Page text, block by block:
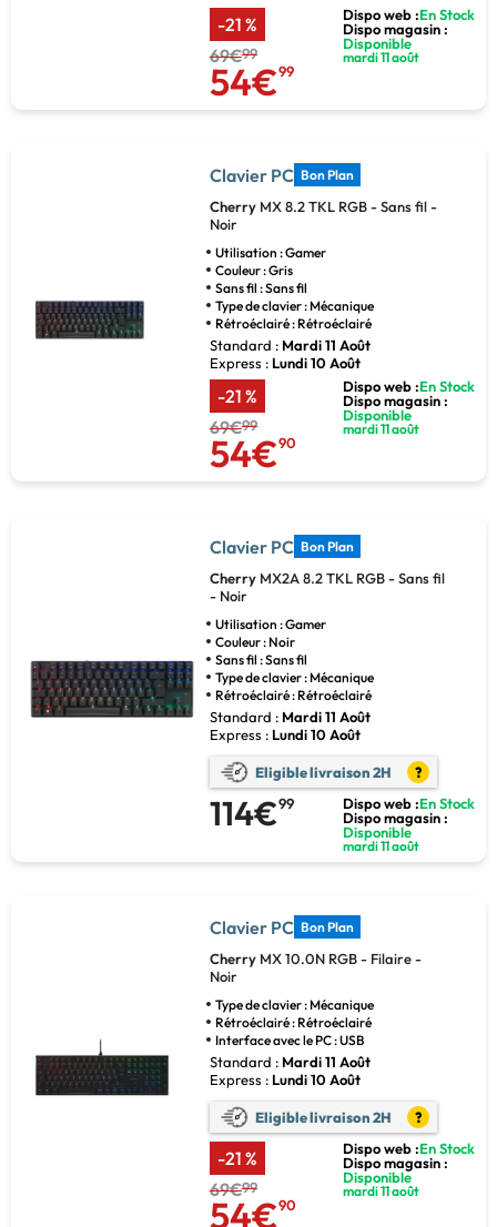
-21 %
69€99
54€99
Dispo web :En Stock
Dispo magasin :
Disponible
mardi 11 août
Clavier PC Bon Plan
Cherry MX 8.2 TKL RGB - Sans fil -
Noir
Utilisation : Gamer
Couleur : Gris
Sans fil : Sans fil
Type de clavier : Mécanique
Rétroéclairé : Rétroéclairé
Standard : Mardi 11 Août
Express : Lundi 10 Août
-21 %
69€99
54€90
Dispo web :En Stock
Dispo magasin :
Disponible
mardi 11 août
Clavier PC Bon Plan
Cherry MX2A 8.2 TKL RGB - Sans fil
- Noir
Utilisation : Gamer
Couleur : Noir
Sans fil : Sans fil
Type de clavier : Mécanique
Rétroéclairé : Rétroéclairé
Standard : Mardi 11 Août
Express : Lundi 10 Août
Eligible livraison 2H ?
114€99 Dispo web :En Stock
Dispo magasin :
Disponible
mardi 11 août
Clavier PC Bon Plan
Cherry MX 10.0N RGB - Filaire -
Noir
Type de clavier : Mécanique
Rétroéclairé : Rétroéclairé
Interface avec le PC : USB
Standard : Mardi 11 Août
Express : Lundi 10 Août
Eligible livraison 2H ?
-21 %
69€99
54€90
Dispo web :En Stock
Dispo magasin :
Disponible
mardi 11 août